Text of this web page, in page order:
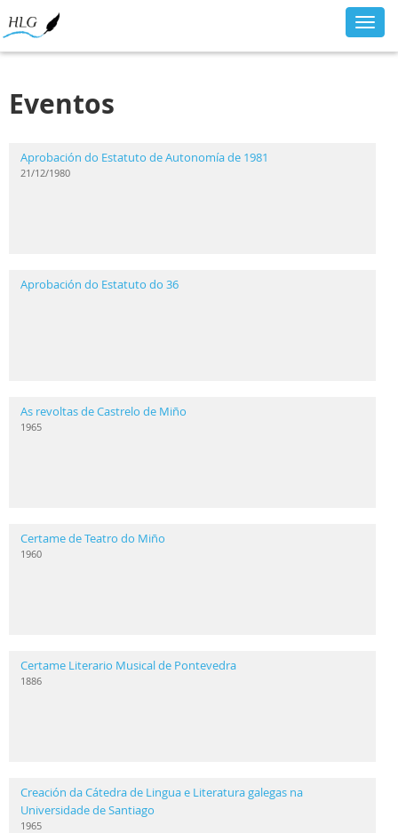
Eventos
Aprobación do Estatuto de Autonomía de 1981
21/12/1980
Aprobación do Estatuto do 36
As revoltas de Castrelo de Miño
1965
Certame de Teatro do Miño
1960
Certame Literario Musical de Pontevedra
1886
Creación da Cátedra de Lingua e Literatura galegas na
Universidade de Santiago
1965